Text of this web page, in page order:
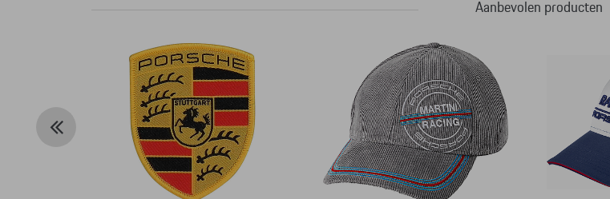
Aanbevolen producten